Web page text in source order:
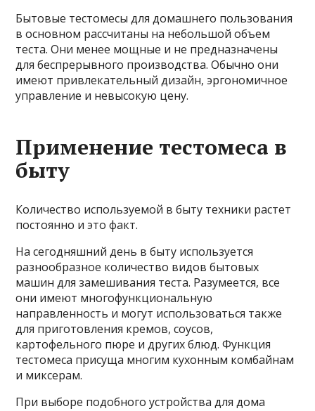
Бытовые тестомесы для домашнего пользования
в основном рассчитаны на небольшой объем
теста. Они менее мощные и не предназначены
для беспрерывного производства. Обычно они
имеют привлекательный дизайн, эргономичное
управление и невысокую цену.
Применение тестомеса в
быту
Количество используемой в быту техники растет
постоянно и это факт.
На сегодняшний день в быту используется
разнообразное количество видов бытовых
машин для замешивания теста. Разумеется, все
они имеют многофункциональную
направленность и могут использоваться также
для приготовления кремов, соусов,
картофельного пюре и других блюд. Функция
тестомеса присуща многим кухонным комбайнам
и миксерам.
При выборе подобного устройства для дома